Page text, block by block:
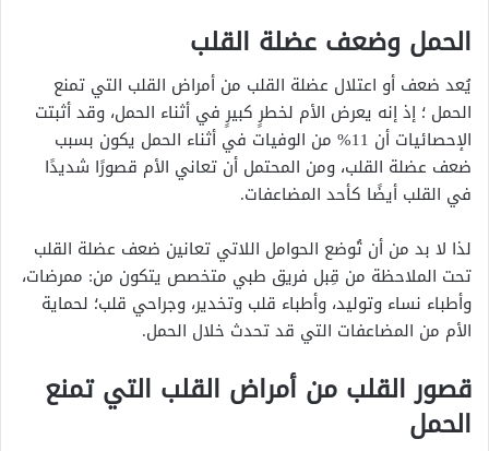
الحمل وضعف عضلة القلب
يُعد ضعف أو اعتلال عضلة القلب من أمراض القلب التي تمنع
الحمل ؛ إذ إنه يعرض الأم لخطرٍ كبيرٍ في أثناء الحمل، وقد أثبتت
الإحصائيات أن 11% من الوفيات في أثناء الحمل يكون بسبب
ضعف عضلة القلب، ومن المحتمل أن تعاني الأم قصورًا شديدًا
في القلب أيضًا كأحد المضاعفات.
لذا لا بد من أن تُوضع الحوامل اللاتي تعانين ضعف عضلة القلب
تحت الملاحظة من قِبل فريق طبي متخصص يتكون من: ممرضات،
وأطباء نساء وتوليد، وأطباء قلب وتخدير، وجراحي قلب؛ لحماية
الأم من المضاعفات التي قد تحدث خلال الحمل.
قصور القلب من أمراض القلب التي تمنع
الحمل